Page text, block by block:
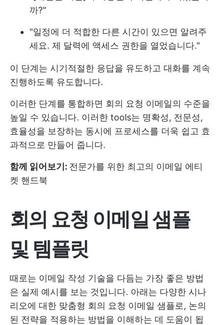
까?"
"일정에 더 적합한 다른 시간이 있으면 알려주
세요. 제 달력에 액세스 권한을 열었습니다."
이 단계는 시기적절한 응답을 유도하고 대화를 계속
진행하도록 유도합니다.
이러한 단계를 통합하면 회의 요청 이메일의 수준을
높일 수 있습니다. 이러한 tools는 명확성, 전문성,
효율성을 보장하는 동시에 프로세스를 더욱 쉽고 효
과적으로 만들어 줍니다.
함께 읽어보기: 전문가를 위한 최고의 이메일 에티
켓 핸드북
회의 요청 이메일 샘플
및 템플릿
때로는 이메일 작성 기술을 다듬는 가장 좋은 방법
은 실제 예시를 보는 것입니다. 아래는 다양한 시나
리오에 대한 맞춤형 회의 요청 이메일 샘플로, 논의
된 전략을 적용하는 방법을 이해하는 데 도움이 됩